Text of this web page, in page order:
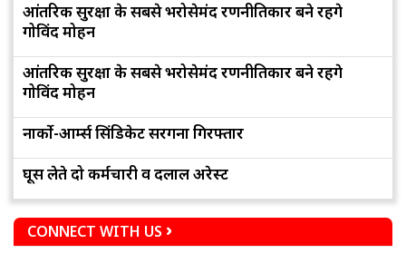
आंतरिक सुरक्षा के सबसे भरोसेमंद रणनीतिकार बने रहेंगे
गोविंद मोहन
आंतरिक सुरक्षा के सबसे भरोसेमंद रणनीतिकार बने रहेंगे
गोविंद मोहन
नार्को-आर्म्स सिंडिकेट सरगना गिरफ्तार
घूस लेते दो कर्मचारी व दलाल अरेस्ट
CONNECT WITH US